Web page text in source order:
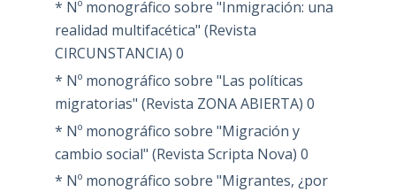
* Nº monográfico sobre "Inmigración: una
realidad multifacética" (Revista
CIRCUNSTANCIA) 0
* Nº monográfico sobre "Las políticas
migratorias" (Revista ZONA ABIERTA) 0
* Nº monográfico sobre "Migración y
cambio social" (Revista Scripta Nova) 0
* Nº monográfico sobre "Migrantes, ¿por